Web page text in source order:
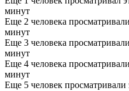
минут
Еще 2 человека
минут
Еще 3 человека
минут
Еще 4 человека
минут
Еще 5 человек просматривали